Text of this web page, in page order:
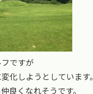
ですが
化しようとしています。
良くなれそうです。